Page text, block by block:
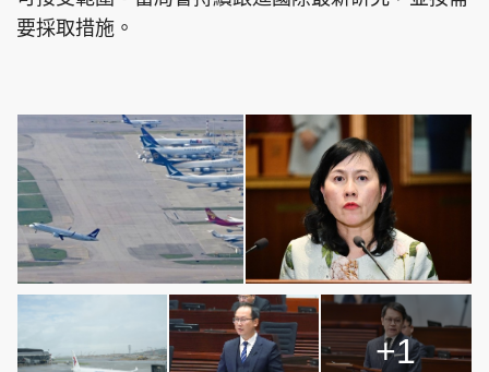
隱私政策聲明
©Eastweek.com.hk. All rights reserved.
要採取措施。
+1